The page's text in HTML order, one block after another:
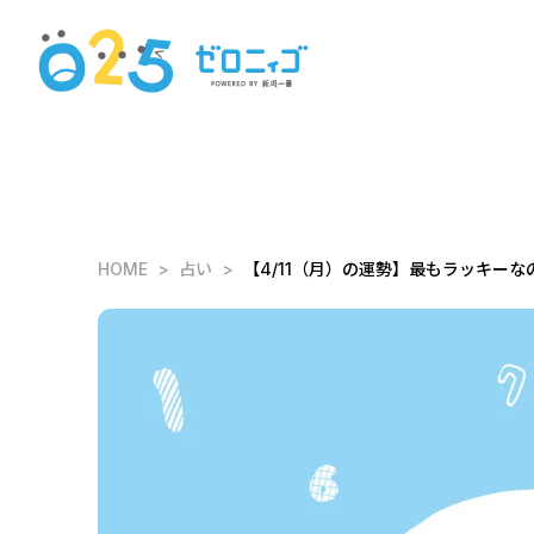
HOME 占い 【4/11（月）の運勢】最もラッキー